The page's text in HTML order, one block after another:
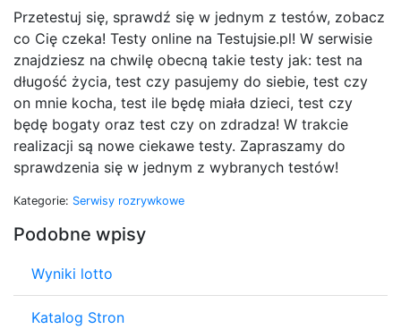
Przetestuj się, sprawdź się w jednym z testów, zobacz
co Cię czeka! Testy online na Testujsie.pl! W serwisie
znajdziesz na chwilę obecną takie testy jak: test na
długość życia, test czy pasujemy do siebie, test czy
on mnie kocha, test ile będę miała dzieci, test czy
będę bogaty oraz test czy on zdradza! W trakcie
realizacji są nowe ciekawe testy. Zapraszamy do
sprawdzenia się w jednym z wybranych testów!
Kategorie: Serwisy rozrywkowe
Podobne wpisy
Wyniki lotto
Katalog Stron